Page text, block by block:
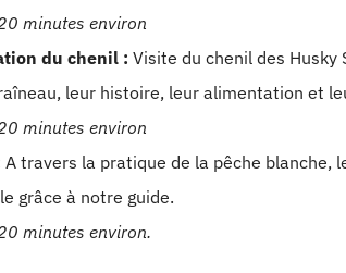
minutes environ
du chenil : Visite du chenil des
leur histoire, leur alimentation et
minutes environ
A travers la pratique de la pêche blanche,
grâce à notre guide.
minutes environ.